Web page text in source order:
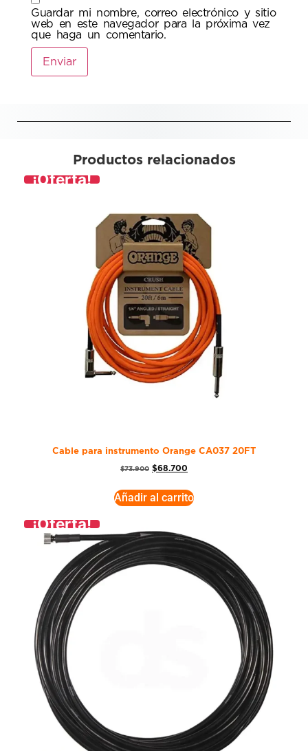
Guardar mi nombre, correo electrónico y sitio
web en este navegador para la próxima vez
que haga un comentario.
Productos relacionados
¡Oferta!
Cable para instrumento Orange CA037 20FT
$73.900 $68.700
Añadir al carrito
¡Oferta!